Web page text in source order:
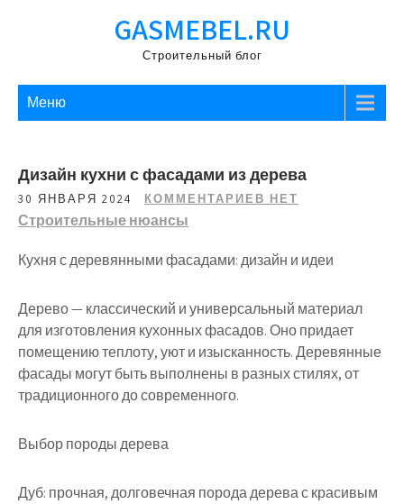
GASMEBEL.RU
Строительный блог
Меню
Дизайн кухни с фасадами из дерева
30 ЯНВАРЯ 2024 КОММЕНТАРИЕВ НЕТ
Строительные нюансы
Кухня с деревянными фасадами: дизайн и идеи
Дерево — классический и универсальный материал
для изготовления кухонных фасадов. Оно придает
помещению теплоту, уют и изысканность. Деревянные
фасады могут быть выполнены в разных стилях, от
традиционного до современного.
Выбор породы дерева
Дуб: прочная, долговечная порода дерева с красивым